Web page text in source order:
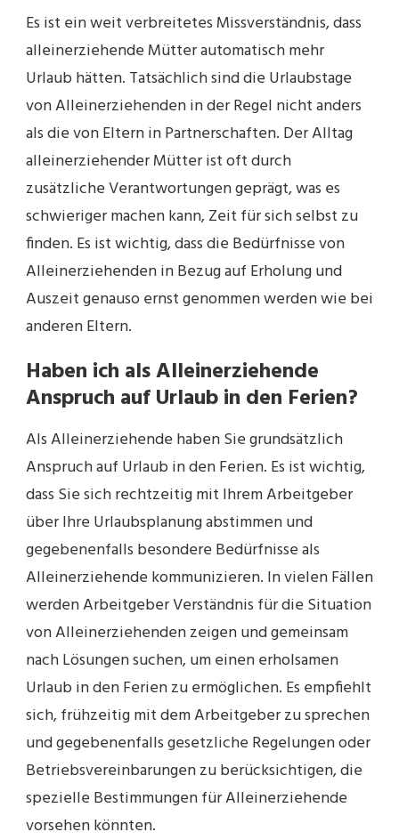
Es ist ein weit verbreitetes Missverständnis, dass
alleinerziehende Mütter automatisch mehr
Urlaub hätten. Tatsächlich sind die Urlaubstage
von Alleinerziehenden in der Regel nicht anders
als die von Eltern in Partnerschaften. Der Alltag
alleinerziehender Mütter ist oft durch
zusätzliche Verantwortungen geprägt, was es
schwieriger machen kann, Zeit für sich selbst zu
finden. Es ist wichtig, dass die Bedürfnisse von
Alleinerziehenden in Bezug auf Erholung und
Auszeit genauso ernst genommen werden wie bei
anderen Eltern.
Haben ich als Alleinerziehende
Anspruch auf Urlaub in den Ferien?
Als Alleinerziehende haben Sie grundsätzlich
Anspruch auf Urlaub in den Ferien. Es ist wichtig,
dass Sie sich rechtzeitig mit Ihrem Arbeitgeber
über Ihre Urlaubsplanung abstimmen und
gegebenenfalls besondere Bedürfnisse als
Alleinerziehende kommunizieren. In vielen Fällen
werden Arbeitgeber Verständnis für die Situation
von Alleinerziehenden zeigen und gemeinsam
nach Lösungen suchen, um einen erholsamen
Urlaub in den Ferien zu ermöglichen. Es empfiehlt
sich, frühzeitig mit dem Arbeitgeber zu sprechen
und gegebenenfalls gesetzliche Regelungen oder
Betriebsvereinbarungen zu berücksichtigen, die
spezielle Bestimmungen für Alleinerziehende
vorsehen könnten.